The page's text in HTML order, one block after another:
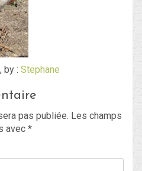
by : Stephane
pas publiée. Les champs
avec *